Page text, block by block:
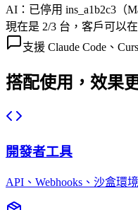
AI： 已停用 ins_a1b2c3（
現在是 2/3 台，客戶可以
支援 Claude Code、
搭配使用，效果
開發者工具
API、Webhooks、沙盒環境